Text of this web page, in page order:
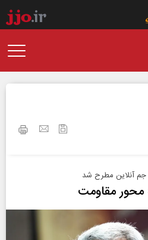
جم آنلاین مطرح شد
محور مقاومت‌